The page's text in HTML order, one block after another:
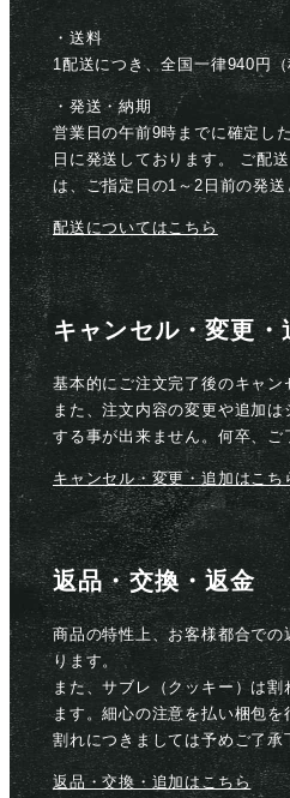
・送料
1配送につき、全国一律940円
・発送・納期
営業日の午前9時までに確定し
日に発送しております。 ご配
は、ご指定日の1～2日前の発
配送についてはこちら
キャンセル・変更・
基本的にご注文完了後のキャ
また、注文内容の変更や追加
する事が出来ません。何卒、ご
キャンセル・変更・追加はこち
返品・交換・返金
商品の特性上、お客様都合で
ります。
また、サブレ（クッキー）は
ます。細心の注意を払い梱包
割れにつきましては予めご了承
返品・交換・追加はこちら